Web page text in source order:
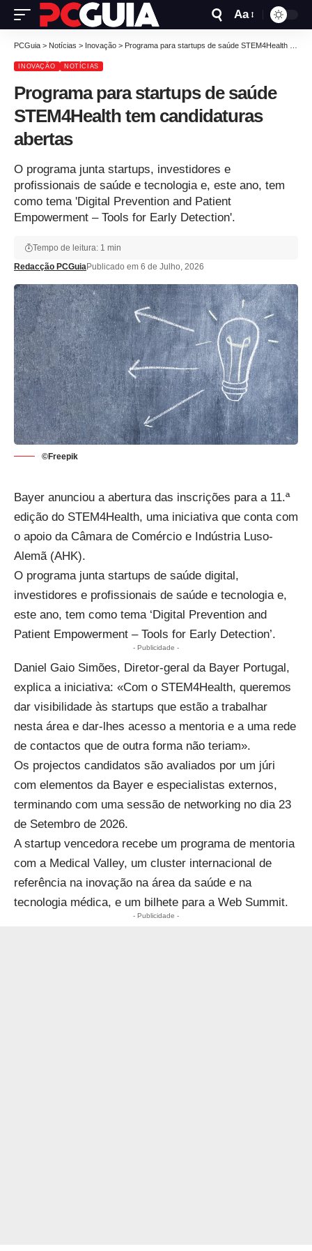
Aa
PCGuia > Notícias > Inovação > Programa para startups de saúde STEM4Health tem candidaturas abertas
INOVAÇÃO NOTÍCIAS
Programa para startups de saúde
STEM4Health tem candidaturas
abertas
O programa junta startups, investidores e
profissionais de saúde e tecnologia e, este ano, tem
como tema 'Digital Prevention and Patient
Empowerment – Tools for Early Detection'.
Redacção PCGuiaPublicado em 6 de Julho, 2026
Tempo de leitura: 1 min
©Freepik
Bayer anunciou a abertura das inscrições para a 11.ª
edição do STEM4Health, uma iniciativa que conta com
o apoio da Câmara de Comércio e Indústria Luso-
Alemã (AHK).
O programa junta startups de saúde digital,
investidores e profissionais de saúde e tecnologia e,
este ano, tem como tema ‘Digital Prevention and
Patient Empowerment – Tools for Early Detection’.
- Publicidade -
Daniel Gaio Simões, Diretor-geral da Bayer Portugal,
explica a iniciativa: «Com o STEM4Health, queremos
dar visibilidade às startups que estão a trabalhar
nesta área e dar-lhes acesso a mentoria e a uma rede
de contactos que de outra forma não teriam».
Os projectos candidatos são avaliados por um júri
com elementos da Bayer e especialistas externos,
terminando com uma sessão de networking no dia 23
de Setembro de 2026.
A startup vencedora recebe um programa de mentoria
com a Medical Valley, um cluster internacional de
referência na inovação na área da saúde e na
tecnologia médica, e um bilhete para a Web Summit.
- Publicidade -